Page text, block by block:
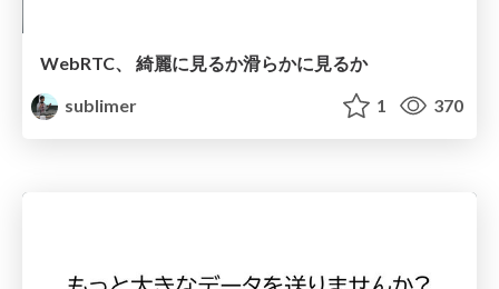
WebRTC、 綺麗に見るか滑らかに見るか
sublimer
1 370